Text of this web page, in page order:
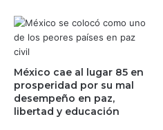
México cae al lugar 85 en
prosperidad por su mal
desempeño en paz,
libertad y educación